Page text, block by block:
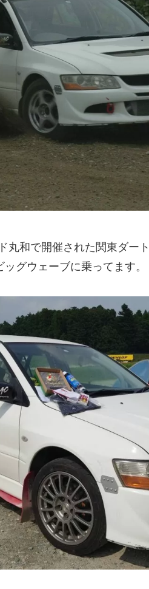
丸和で開催された関東ダー
グウェーブに乗ってます。